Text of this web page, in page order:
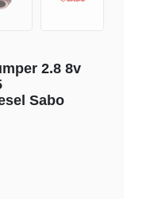
2.8 8v
Sabo